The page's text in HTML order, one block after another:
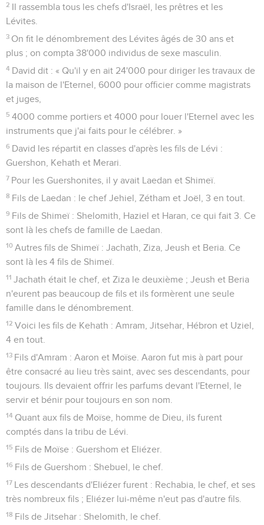
2 Il rassembla tous les chefs d'Israël, les prêtres et les
Lévites.
3 On fit le dénombrement des Lévites âgés de 30 ans et
plus ; on compta 38'000 individus de sexe masculin.
4 David dit : « Qu'il y en ait 24'000 pour diriger les travaux de
la maison de l'Eternel, 6000 pour officier comme magistrats
et juges,
5 4000 comme portiers et 4000 pour louer l'Eternel avec les
instruments que j'ai faits pour le célébrer. »
6 David les répartit en classes d'après les fils de Lévi :
Guershon, Kehath et Merari.
7 Pour les Guershonites, il y avait Laedan et Shimeï.
8 Fils de Laedan : le chef Jehiel, Zétham et Joël, 3 en tout.
9 Fils de Shimeï : Shelomith, Haziel et Haran, ce qui fait 3. Ce
sont là les chefs de famille de Laedan.
10 Autres fils de Shimeï : Jachath, Ziza, Jeush et Beria. Ce
sont là les 4 fils de Shimeï.
11 Jachath était le chef, et Ziza le deuxième ; Jeush et Beria
n'eurent pas beaucoup de fils et ils formèrent une seule
famille dans le dénombrement.
12 Voici les fils de Kehath : Amram, Jitsehar, Hébron et Uziel,
4 en tout.
13 Fils d'Amram : Aaron et Moïse. Aaron fut mis à part pour
être consacré au lieu très saint, avec ses descendants, pour
toujours. Ils devaient offrir les parfums devant l'Eternel, le
servir et bénir pour toujours en son nom.
14 Quant aux fils de Moïse, homme de Dieu, ils furent
comptés dans la tribu de Lévi.
15 Fils de Moïse : Guershom et Eliézer.
16 Fils de Guershom : Shebuel, le chef.
17 Les descendants d'Eliézer furent : Rechabia, le chef, et ses
très nombreux fils ; Eliézer lui-même n'eut pas d'autre fils.
18 Fils de Jitsehar : Shelomith, le chef.